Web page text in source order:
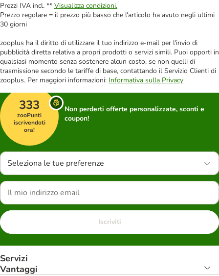
Prezzi IVA incl. ** Visualizza condizioni.
Prezzo regolare = il prezzo più basso che l'articolo ha avuto negli ultimi
30 giorni
zooplus ha il diritto di utilizzare il tuo indirizzo e-mail per l'invio di
pubblicità diretta relativa a propri prodotti o servizi simili. Puoi opporti in
qualsiasi momento senza sostenere alcun costo, se non quelli di
trasmissione secondo le tariffe di base, contattando il Servizio Clienti di
zooplus. Per maggiori informazioni: Informativa sulla Privacy
333
zooPunti
iscrivendoti
ora!
Non perderti offerte personalizzate, sconti e
coupon!
Seleziona le tue preferenze
Iscriviti
Servizi
Vantaggi